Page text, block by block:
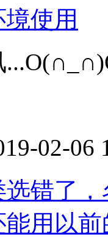
使用
02-06
错了
用以